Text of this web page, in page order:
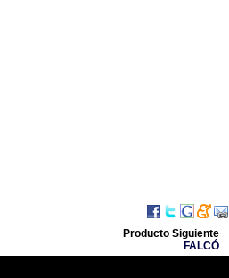
Producto Siguiente
FALCÓ